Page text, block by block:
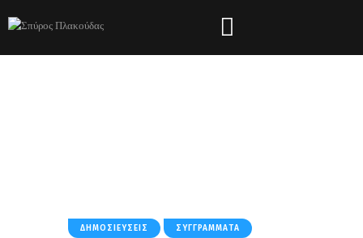
ΔΗΜΟΣΙΕΎΣΕΙΣ ΣΥΓΓΡΆΜΜΑΤΑ